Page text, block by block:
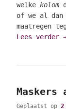
welke kolom
of we al
maatregen
Lees verder
Maskers
Geplaatst op2